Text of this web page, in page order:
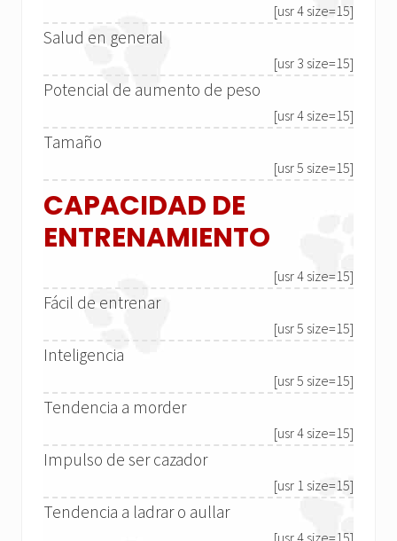
[usr 4 size=15]
Salud en general
[usr 3 size=15]
Potencial de aumento de peso
[usr 4 size=15]
Tamaño
[usr 5 size=15]
CAPACIDAD DE
ENTRENAMIENTO
[usr 4 size=15]
Fácil de entrenar
[usr 5 size=15]
Inteligencia
[usr 5 size=15]
Tendencia a morder
[usr 4 size=15]
Impulso de ser cazador
[usr 1 size=15]
Tendencia a ladrar o aullar
[usr 4 size=15]